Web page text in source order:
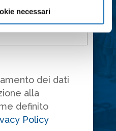
necessari
dei dati
alla
definito
Policy